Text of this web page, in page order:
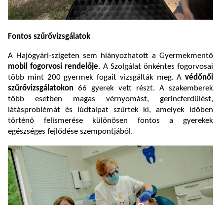
Fontos szűrővizsgálatok
A Hajógyári-szigeten sem hiányozhatott a Gyermekmentő
mobil fogorvosi rendelője. A Szolgálat önkéntes fogorvosai
több mint 200 gyermek fogait vizsgálták meg. A védőnői
szűrővizsgálatokon 66 gyerek vett részt. A szakemberek
több esetben magas vérnyomást, gerincferdülést,
látásproblémát és lúdtalpat szűrtek ki, amelyek időben
történő felismerése különösen fontos a gyerekek
egészséges fejlődése szempontjából.